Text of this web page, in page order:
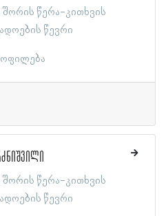
წერა-კითხვის
წევრი
წერა-კითხვის
წევრი